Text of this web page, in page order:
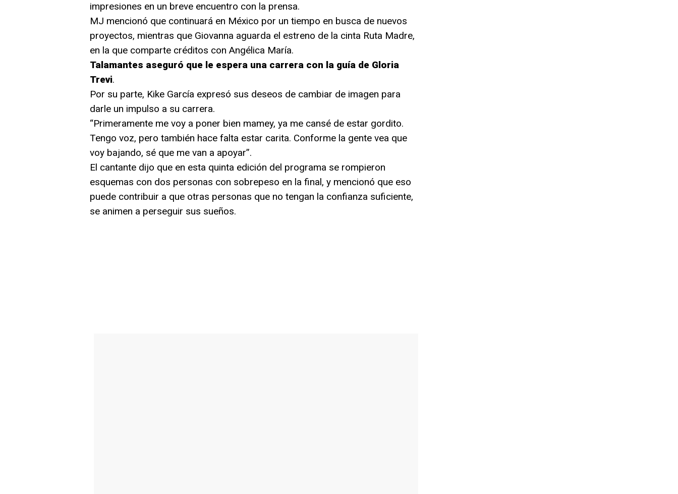
impresiones en un breve encuentro con la prensa.
MJ mencionó que continuará en México por un tiempo en busca de nuevos
proyectos, mientras que Giovanna aguarda el estreno de la cinta Ruta Madre,
en la que comparte créditos con Angélica María.
Talamantes aseguró que le espera una carrera con la guía de Gloria
Trevi.
Por su parte, Kike García expresó sus deseos de cambiar de imagen para
darle un impulso a su carrera.
“Primeramente me voy a poner bien mamey, ya me cansé de estar gordito.
Tengo voz, pero también hace falta estar carita. Conforme la gente vea que
voy bajando, sé que me van a apoyar”.
El cantante dijo que en esta quinta edición del programa se rompieron
esquemas con dos personas con sobrepeso en la final, y mencionó que eso
puede contribuir a que otras personas que no tengan la confianza suficiente,
se animen a perseguir sus sueños.